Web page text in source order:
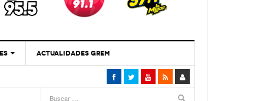
‘Se Vale Soñar Con Una Contraloría Ciudadana’
ACTUALIDADES GREM